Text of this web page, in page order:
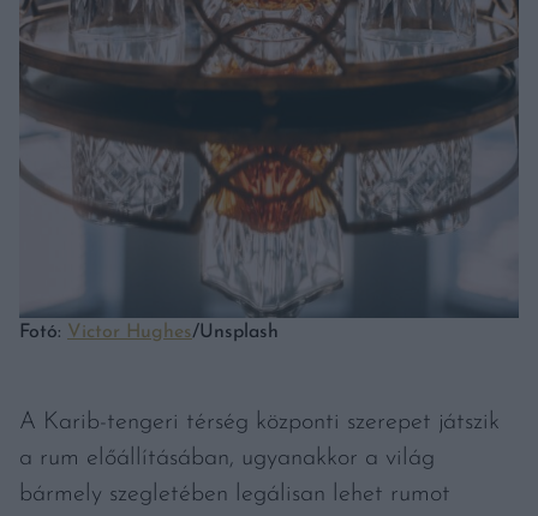
Fotó: Victor Hughes/Unsplash
A Karib-tengeri térség központi szerepet játszik
a rum előállításában, ugyanakkor a világ
bármely szegletében legálisan lehet rumot